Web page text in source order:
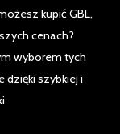
kupić GBL,
cenach?
wyborem tych
dzięki szybkiej i